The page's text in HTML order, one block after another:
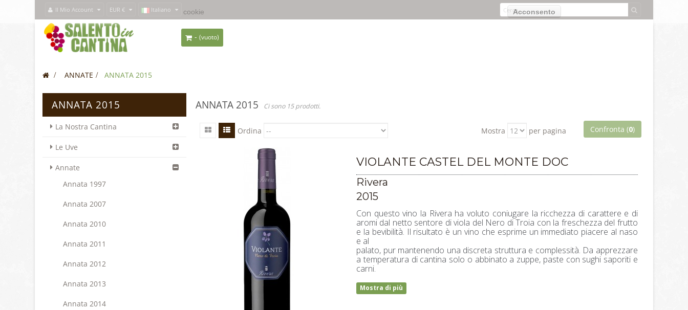
Il Mio Account EUR € Italiano
-(vuoto)
> ANNATE > ANNATA 2015
ANNATA 2015
La Nostra Cantina
Le Uve
Annate
Annata 1997
Annata 2007
Annata 2010
Annata 2011
Annata 2012
Annata 2013
Annata 2014
ANNATA 2015 Ci sono 15 prodotti.
Ordina Mostra per pagina Confronta (0)
VIOLANTE CASTEL DEL MONTE DOC
Rivera
2015
Con questo vino la Rivera ha voluto coniugare la ricchezza di carattere e di
aromi dal netto sentore di viola del Nero di Troia con la freschezza del frutto
e la bevibilità. Il risultato è un vino che esprime un immediato piacere al naso
e al
palato, pur mantenendo una discreta struttura e complessità. Da apprezzare
a temperatura di cantina solo o abbinato a zuppe, paste con sughi saporiti e
carni.
Mostra di più
Questo sito usa i cookie per fornirti un'esperienza migliore. Se usi SalentoInCantina, acconsenti all'utilizzo dei cookie. Acconsento